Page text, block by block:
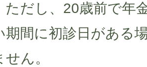
ただし、20歳前で年
期間に初診日がある
せん。